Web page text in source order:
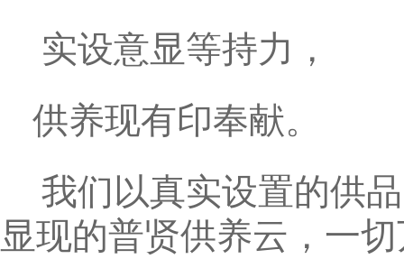
实设意显等持力，
供养现有印奉献。
我们以真实设置的供
显现的普贤供养云，一